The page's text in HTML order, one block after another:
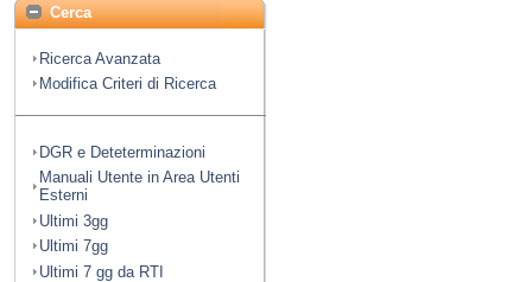
Cerca
Ricerca Avanzata
Modifica Criteri di Ricerca
DGR e Deteterminazioni
Manuali Utente in Area Utenti
Esterni
Ultimi 3gg
Ultimi 7gg
Ultimi 7 gg da RTI